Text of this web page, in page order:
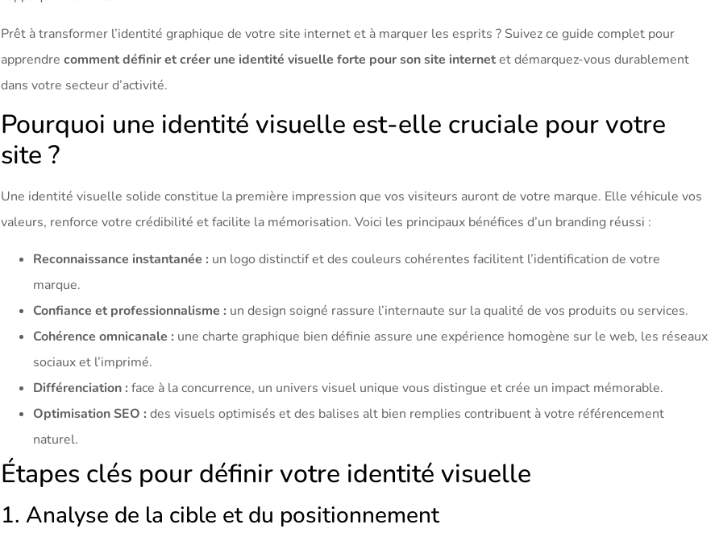
Prêt à transformer l’identité graphique de votre site internet et à marquer les esprits ? Suivez ce guide complet pour
apprendrecomment définir et créer une identité visuelle forte pour son site internetet démarquez-vous durablement
dans votre secteur d’activité.
Pourquoi une identité visuelle est-elle cruciale pour votre
site ?
Une identité visuelle solide constitue la première impression que vos visiteurs auront de votre marque. Elle véhicule vos
valeurs, renforce votre crédibilité et facilite la mémorisation. Voici les principaux bénéfices d’un branding réussi :
Reconnaissance instantanée : un logo distinctif et des couleurs cohérentes facilitent l’identification de votre
marque.
Confiance et professionnalisme : un design soigné rassure l’internaute sur la qualité de vos produits ou services.
Cohérence omnicanale : une charte graphique bien définie assure une expérience homogène sur le web, les réseaux
sociaux et l’imprimé.
Différenciation : face à la concurrence, un univers visuel unique vous distingue et crée un impact mémorable.
Optimisation SEO : des visuels optimisés et des balises alt bien remplies contribuent à votre référencement
naturel.
Étapes clés pour définir votre identité visuelle
1. Analyse de la cible et du positionnement